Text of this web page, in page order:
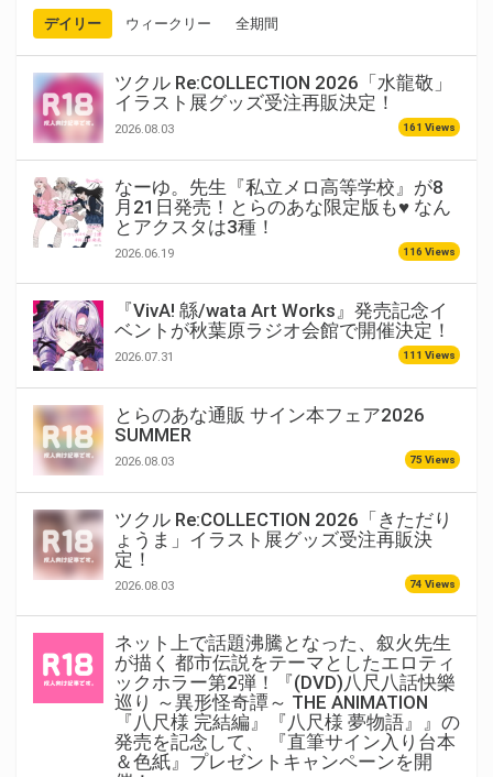
デイリー ウィークリー 全期間
ツクル Re:COLLECTION 2026「水龍敬」
イラスト展グッズ受注再販決定！
2026.08.03 161 Views
なーゆ。先生『私立メロ高等学校』が8
月21日発売！とらのあな限定版も♥ なん
とアクスタは3種！
2026.06.19 116 Views
『VivA! 緜/wata Art Works』発売記念イ
ベントが秋葉原ラジオ会館で開催決定！
2026.07.31 111 Views
とらのあな通販 サイン本フェア2026
SUMMER
2026.08.03 75 Views
ツクル Re:COLLECTION 2026「きただり
ょうま」イラスト展グッズ受注再販決
定！
2026.08.03 74 Views
ネット上で話題沸騰となった、叙火先生
が描く 都市伝説をテーマとしたエロティ
ックホラー第2弾！『(DVD)八尺八話快樂
巡り ～異形怪奇譚～ THE ANIMATION
『八尺様 完結編』『八尺様 夢物語』』の
発売を記念して、 『直筆サイン入り台本
＆色紙』プレゼントキャンペーンを開